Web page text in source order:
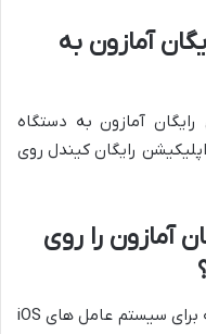
آمازون به
آمازون به دستگاه
اپلیکیشن رایگان کیندل روی
آمازون را روی
بله، با نصب اپلیکیشن رایگان کیندل که برای سیستم عامل های iOS